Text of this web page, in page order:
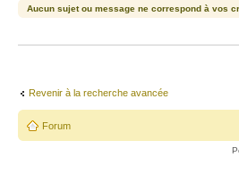
Aucun sujet ou message ne correspond à vos
Revenir à la recherche avancée
Forum